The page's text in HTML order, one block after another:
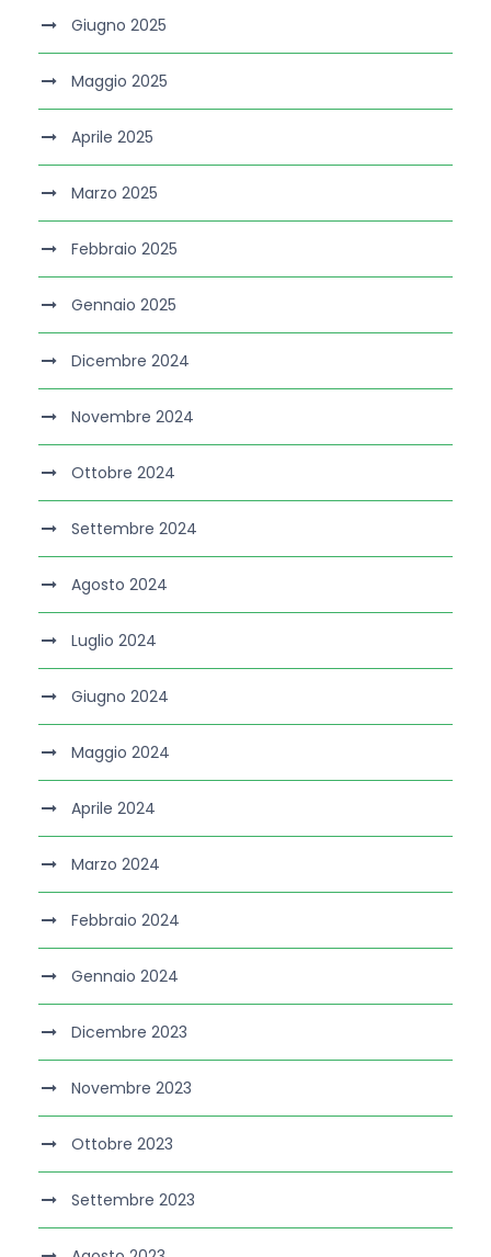
Giugno 2025
Maggio 2025
Aprile 2025
Marzo 2025
Febbraio 2025
Gennaio 2025
Dicembre 2024
Novembre 2024
Ottobre 2024
Settembre 2024
Agosto 2024
Luglio 2024
Giugno 2024
Maggio 2024
Aprile 2024
Marzo 2024
Febbraio 2024
Gennaio 2024
Dicembre 2023
Novembre 2023
Ottobre 2023
Settembre 2023